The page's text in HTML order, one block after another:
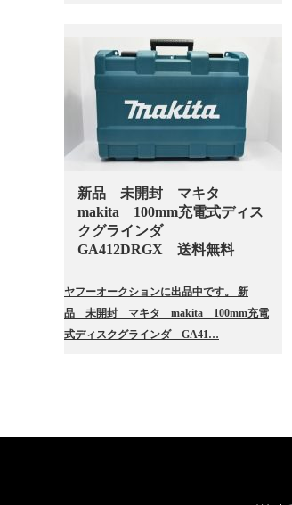
新品 未開封 マキタ
makita 100mm充電式ディス
クグラインダ
GA412DRGX 送料無料
ヤフーオークションに出品中です。 新
品 未開封 マキタ makita 100mm充電
式ディスクグラインダ GA41…